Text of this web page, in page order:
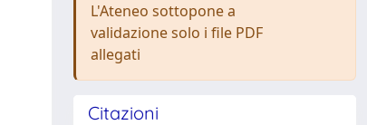
L'Ateneo sottopone a
validazione solo i file PDF
allegati
Citazioni